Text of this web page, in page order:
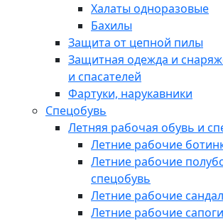
Халаты одноразовые
Бахилы
Защита от цепной пилы
Защитная одежда и
и спасателей
Фартуки, нарукавники
Спецобувь
Летняя рабочая обувь и
Летние рабочие
Летние рабочие
спецобувь
Летние рабочие
Летние рабочие